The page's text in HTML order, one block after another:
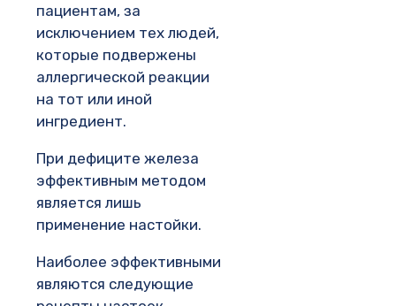
пациентам, за
исключением тех людей,
которые подвержены
аллергической реакции
на тот или иной
ингредиент.
При дефиците железа
эффективным методом
является лишь
применение настойки.
Наиболее эффективными
являются следующие